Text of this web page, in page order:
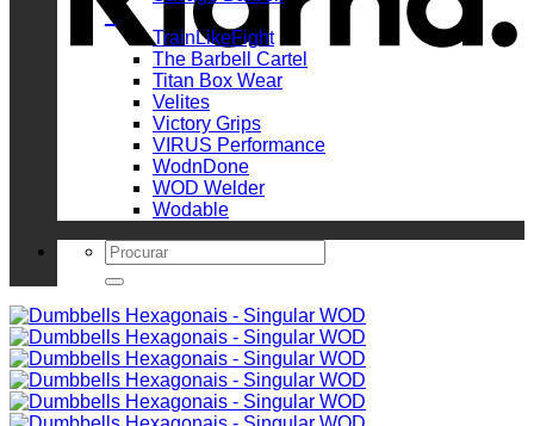
_
TrainLikeFight
The Barbell Cartel
Titan Box Wear
Velites
Victory Grips
VIRUS Performance
WodnDone
WOD Welder
Wodable
Search
for: